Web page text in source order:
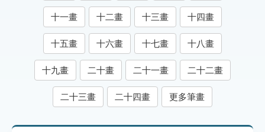
單字索引
生命大百科索引
遊戲專區
貓頭鷹博士
十一畫 十二畫 十三畫 十四畫
十五畫 十六畫 十七畫 十八畫
十九畫 二十畫 二十一畫 二十二畫
二十三畫 二十四畫 更多筆畫